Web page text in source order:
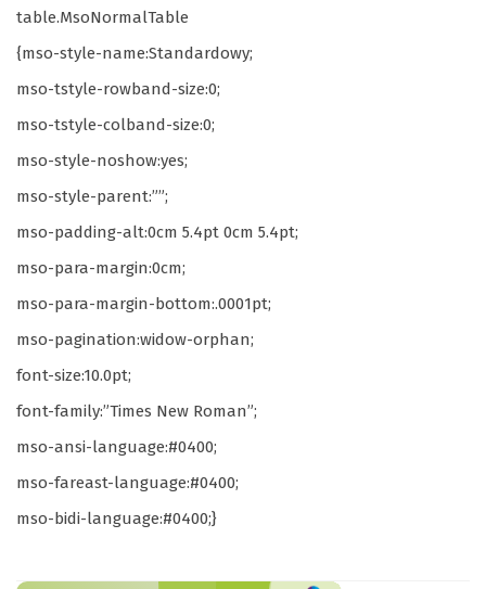
table.MsoNormalTable
{mso-style-name:Standardowy;
mso-tstyle-rowband-size:0;
mso-tstyle-colband-size:0;
mso-style-noshow:yes;
mso-style-parent:””;
mso-padding-alt:0cm 5.4pt 0cm 5.4pt;
mso-para-margin:0cm;
mso-para-margin-bottom:.0001pt;
mso-pagination:widow-orphan;
font-size:10.0pt;
font-family:”Times New Roman”;
mso-ansi-language:#0400;
mso-fareast-language:#0400;
mso-bidi-language:#0400;}